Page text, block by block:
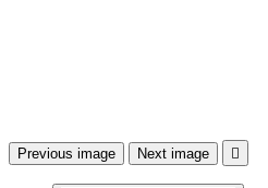
Previous image Next image 